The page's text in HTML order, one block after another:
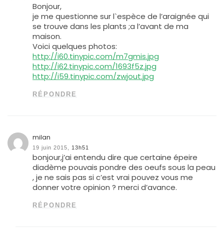
Bonjour,
je me questionne sur l`espèce de l’araignée qui
se trouve dans les plants ;a l’avant de ma
maison.
Voici quelques photos:
http://i60.tinypic.com/m7gmis.jpg
http://i62.tinypic.com/1693f5z.jpg
http://i59.tinypic.com/zwjout.jpg
RÉPONDRE
milan
19 juin 2015, 13h51
bonjour,j’ai entendu dire que certaine épeire
diadème pouvais pondre des oeufs sous la peau
, je ne sais pas si c’est vrai pouvez vous me
donner votre opinion ? merci d’avance.
RÉPONDRE